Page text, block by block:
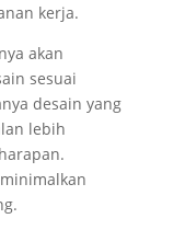
kerja.
akan
sesuai
desain yang
lebih